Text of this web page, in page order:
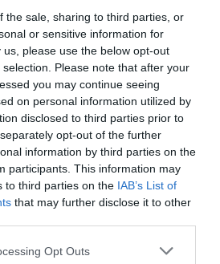
the sale, sharing to third parties, or
or sensitive information for
please use the below opt-out
Please note that after your
you may continue seeing
on personal information utilized by
disclosed to third parties prior to
opt-out of the further
information by third parties on the
participants. This information may
to third parties on the IAB’s List of
that may further disclose it to other
Opt Outs